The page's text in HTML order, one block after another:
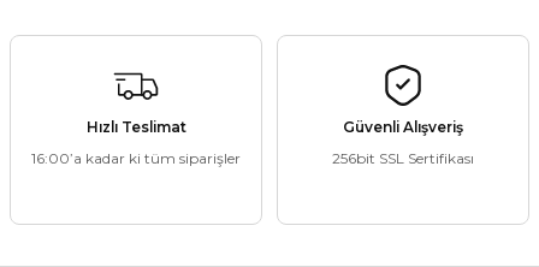
BESİNLERİ
Hızlı Teslimat
16:00’a kadar ki tüm siparişler
Güvenli Alışveriş
256bit SSL Sertifikası